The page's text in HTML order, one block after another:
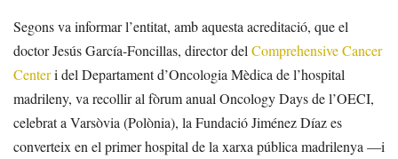
Segons va informar l’entitat, amb aquesta acreditació, que el
doctor Jesús García-Foncillas, director del Comprehensive Cancer
Centeri del Departament d’Oncologia Mèdica de l’hospital
madrileny, va recollir al fòrum anual Oncology Days de l’OECI,
celebrat a Varsòvia (Polònia), la Fundació Jiménez Díaz es
converteix en el primer hospital de la xarxa pública madrilenya —i